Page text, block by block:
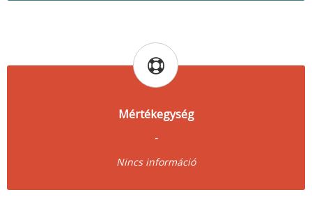
Mértékegység
-
Nincs információ